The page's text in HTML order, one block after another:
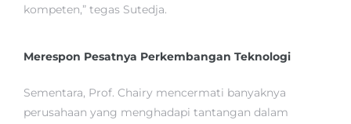
kompeten,” tegas Sutedja.
Merespon Pesatnya Perkembangan Teknologi
Sementara, Prof. Chairy mencermati banyaknya
perusahaan yang menghadapi tantangan dalam